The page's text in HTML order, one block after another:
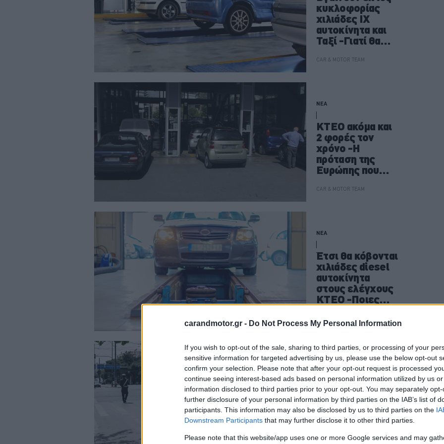
carandmotor.gr - Do Not Process My Personal Information
If you wish to opt-out of the sale, sharing to third parties, or processing of your
sensitive information for targeted advertising by us, please use the below opt-out
confirm your selection. Please note that after your opt-out request is processed
continue seeing interest-based ads based on personal information utilized by us
information disclosed to third parties prior to your opt-out. You may separately
further disclosure of your personal information by third parties on the IAB’s list of
participants. This information may also be disclosed by us to third parties on the
Downstream Participants that may further disclose it to other third parties.
Please note that this website/app uses one or more Google services and may
κυκλοφορίας
χιλιάδες ΙΧ
αυτοκίνητα και
Ταξί -Γιατί θα
ΚΤΕΟ, τι αλλάζει
CAR & MOTOR TEAM
ΝΕΑ
ΚΤΕΟ ακόμα και
2 φορές τον
χρόνο -Η
πρόταση της
Ευρώπης που
αντιδράσεις
CAR & MOTOR TEAM
ΝΕΑ
Έτσι θα κόβονται
χιλιάδες diesel
αυτοκίνητα
στους ελέγχους
ΚΤΕΟ -Ποιες
έρχονται
ΝΕΑ
Πρόστιμο 350
ευρώ για αυτό το
χαρτί στο
αυτοκίνητο
το έχουμε όλοι